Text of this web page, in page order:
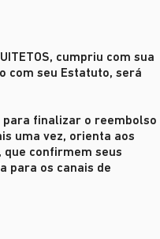
, cumpriu com sua
com seu Estatuto, será
para finalizar o reembolso
uma vez, orienta aos
que confirmem seus
para os canais de